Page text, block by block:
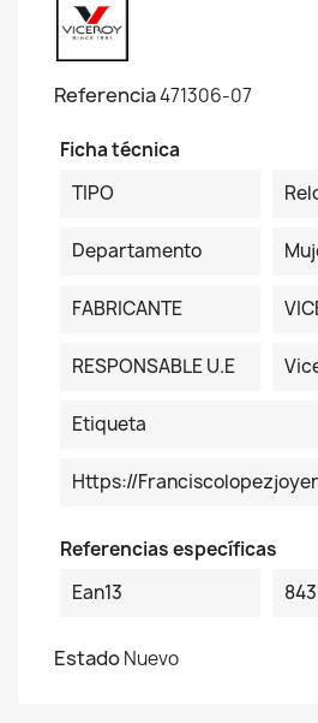
Referencia471306-07
Ficha técnica
TIPO
Departamento
FABRICANTE
RESPONSABLE U.E
Etiqueta
Https://
Referencias específicas
Ean13
EstadoNuevo